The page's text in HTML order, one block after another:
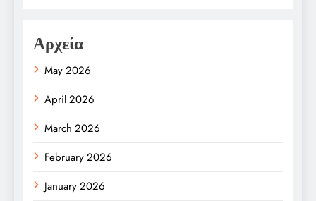
Αρχεία
May 2026
April 2026
March 2026
February 2026
January 2026